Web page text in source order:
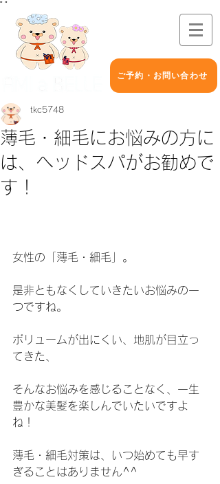
" "
ご予約・お問い合わせ
薄毛・細毛にお悩みの方に
は、ヘッドスパがお勧めで
す！
tkc5748
女性の「薄毛・細毛」。
是非ともなくしていきたいお悩みの一
つですね。
ボリュームが出にくい、地肌が目立っ
てきた、
そんなお悩みを感じることなく、一生
豊かな美髪を楽しんでいたいですよ
ね！
薄毛・細毛対策は、いつ始めても早す
ぎることはありません^^